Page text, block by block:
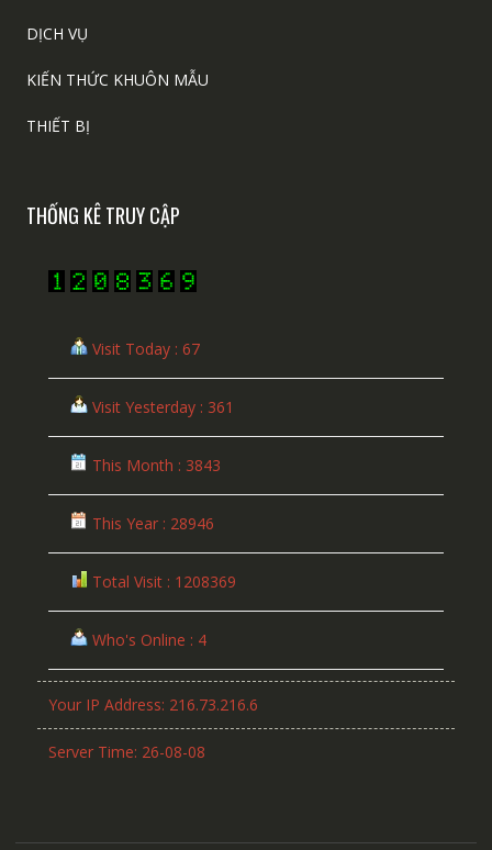
DỊCH VỤ
KIẾN THỨC KHUÔN MẪU
THIẾT BỊ
THỐNG KÊ TRUY CẬP
Visit Today : 67
Visit Yesterday : 361
This Month : 3843
This Year : 28946
Total Visit : 1208369
Who's Online : 4
Your IP Address: 216.73.216.6
Server Time: 26-08-08